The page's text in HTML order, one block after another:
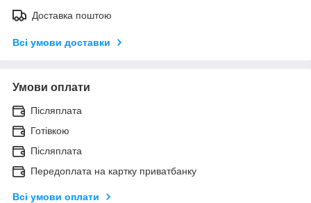
Доставка поштою
Всі умови доставки
Умови оплати
Післяплата
Готівкою
Післяплата
Передоплата на картку приватбанку
Всі умови оплати